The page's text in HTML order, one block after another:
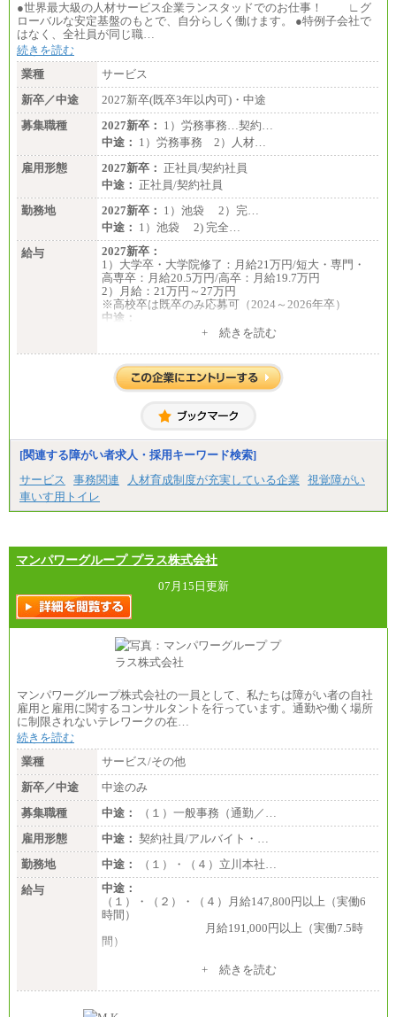
●世界最大級の人材サービス企業ランスタッドでのお仕事！ ∟グ
ローバルな安定基盤のもとで、自分らしく働けます。 ●特例子会社で
はなく、全社員が同じ職…
続きを読む
業種
サービス
新卒／中途
2027新卒(既卒3年以内可)・中途
募集職種
2027新卒： 1）労務事務…契約…
中途： 1）労務事務 2）人材…
雇用形態
2027新卒： 正社員/契約社員
中途： 正社員/契約社員
勤務地
2027新卒： 1）池袋 2）完…
中途： 1）池袋 2) 完全…
給与
2027新卒：
1）大学卒・大学院修了：月給21万円/短大・専門・
高専卒：月給20.5万円/高卒：月給19.7万円
2）月給：21万円～27万円
※高校卒は既卒のみ応募可（2024～2026年卒）
中途：
1）月給：21万円～25万円+ 続きを読む
[関連する障がい者求人・採用キーワード検索]
サービス
事務関連 人材育成制度が充実している企業
視覚障がい
車いす用トイレ
マンパワーグループ プラス株式会社
07月15日更新
マンパワーグループ株式会社の一員として、私たちは障がい者の自社
雇用と雇用に関するコンサルタントを行っています。通勤や働く場所
に制限されないテレワークの在…
続きを読む
業種
サービス/その他
新卒／中途
中途のみ
募集職種
中途：
（１）一般事務（通勤／…
雇用形態
中途： 契約社員/アルバイト・…
勤務地
中途：
（１）・（４）立川本社…
給与
中途：
（１）・（２）・（４）月給147,800円以上（実働6
時間）
月給191,000円以上（実働7.5時
間）
（３）月給191,000円以上（実働7.5時間）
（５）月給147,800円以上（実働6時間）
+ 続きを読む